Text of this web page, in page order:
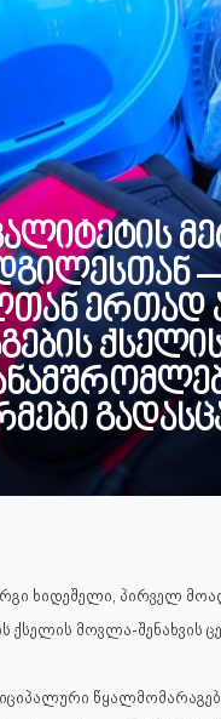
ერთად
ხიდეშელი, პირველ
ქსელის მოვლა-შენახვის